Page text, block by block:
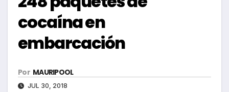
cocaína en
embarcación
Por MAURIPOOL
JUL 30, 2018